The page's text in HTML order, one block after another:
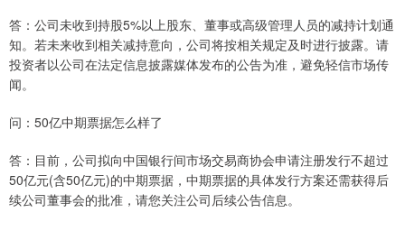
答：公司未收到持股5%以上股东、董事或高级管理人员的减持计划通
知。若未来收到相关减持意向，公司将按相关规定及时进行披露。请
投资者以公司在法定信息披露媒体发布的公告为准，避免轻信市场传
闻。
问：50亿中期票据怎么样了
答：目前，公司拟向中国银行间市场交易商协会申请注册发行不超过
50亿元(含50亿元)的中期票据，中期票据的具体发行方案还需获得后
续公司董事会的批准，请您关注公司后续公告信息。